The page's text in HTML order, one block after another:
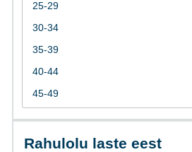
Rahulolu laste eest